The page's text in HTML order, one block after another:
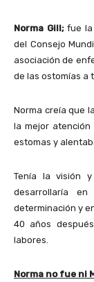
Norma Gill;fue la
del Consejo
asociación de
de las ostomías a
Norma creía que
la mejor
estomas y
Tenía la visión y
desarrollaría
determinación y
40 años
labores.
Norma no fue ni